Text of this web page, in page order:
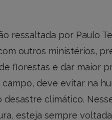
ressaltada por Paulo
outros ministérios,
florestas e dar maior
campo, deve evitar na
desastre climático.
esteja sempre